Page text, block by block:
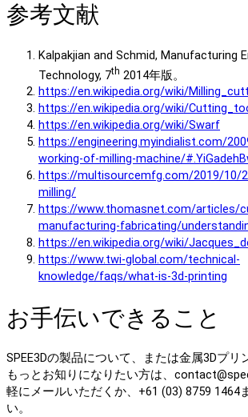
参考文献
Kalpakjian and Schmid, Manufacturing
Technology, 7th 2014年版。
https://en.wikipedia.org/wiki/
https://en.wikipedia.org/wiki/
https://en.wikipedia.org/wiki/Swarf
https://engineering.myindialist.com/
working-of-milling-machine/
https://multisourcemfg.com/2019/10/
milling/
https://www.thomasnet.com/articles/
manufacturing-fabricating/
https://en.wikipedia.org/wiki/
https://www.twi-global.com/technical-
knowledge/faqs/what-is-3d-printing
お手伝いできること
SPEE3Dの製品について、または金属3Dプリ
もっとお知りになりたい方は、
軽にメールいただくか、+61 (03) 8759 1464
い。